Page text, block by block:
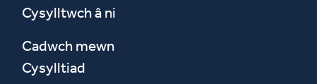
Cysylltwch â ni
Cadwch mewn
Cysylltiad